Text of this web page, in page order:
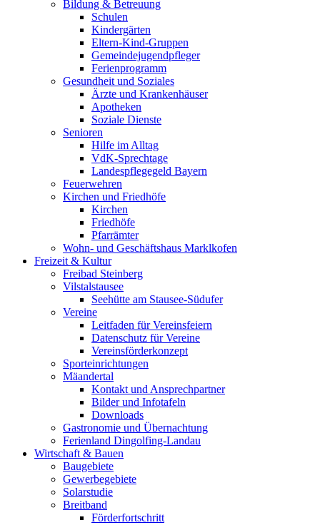
Bildung & Betreuung
Schulen
Kindergärten
Eltern-Kind-Gruppen
Gemeindejugendpfleger
Ferienprogramm
Gesundheit und Soziales
Ärzte und Krankenhäuser
Apotheken
Soziale Dienste
Senioren
Hilfe im Alltag
VdK-Sprechtage
Landespflegegeld Bayern
Feuerwehren
Kirchen und Friedhöfe
Kirchen
Friedhöfe
Pfarrämter
Wohn- und Geschäftshaus Marklkofen
Freizeit & Kultur
Freibad Steinberg
Vilstalstausee
Seehütte am Stausee-Südufer
Vereine
Leitfaden für Vereinsfeiern
Datenschutz für Vereine
Vereinsförderkonzept
Sporteinrichtungen
Mäandertal
Kontakt und Ansprechpartner
Bilder und Infotafeln
Downloads
Gastronomie und Übernachtung
Ferienland Dingolfing-Landau
Wirtschaft & Bauen
Baugebiete
Gewerbegebiete
Solarstudie
Breitband
Förderfortschritt